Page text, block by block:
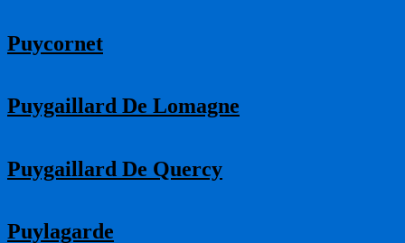
Puycornet
Puygaillard De Lomagne
Puygaillard De Quercy
Puylagarde